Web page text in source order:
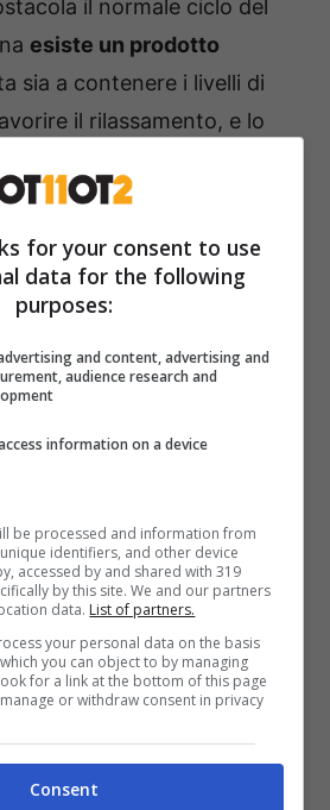
il normale ciclo del
esiste un prodotto
sia a contenere i livelli di
il rilassamento, e lo
alla sera se
bene
rimedio è che non devi
farmacia per richiederlo.
al supermercato o dal
fiducia perché
comodamente con
averlo tagliato a metà o
per la macedonia,
quando è fresco e
for your consent to use
data for the following
purposes:
and content, advertising and
audience research and
information on a device
be processed and information from
identifiers, and other device
accessed by and shared with 319
by this site. We and our partners
data. List of partners.
your personal data on the basis
you can object to by managing
for a link at the bottom of this page
or withdraw consent in privacy
Consent